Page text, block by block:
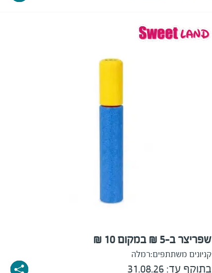
שפריצר ב-5 ₪ במקום 10 ₪
קניונים משתתפים:רמלה
בתוקף עד: 31.08.26